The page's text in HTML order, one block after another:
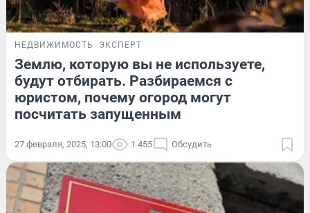
НЕДВИЖИМОСТЬ ЭКСПЕРТ
Землю, которую вы не используете,
будут отбирать. Разбираемся с
юристом, почему огород могут
посчитать запущенным
27 февраля, 2025, 13:00 1 455 Обсудить